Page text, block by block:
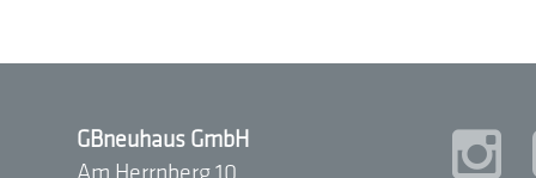
GBneuhaus GmbH